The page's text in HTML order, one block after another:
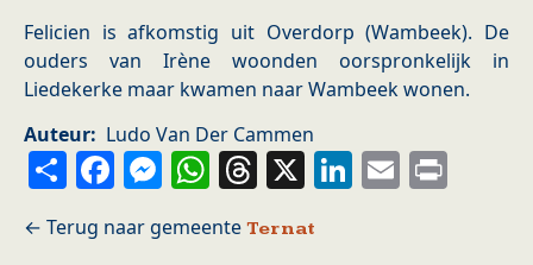
Felicien is afkomstig uit Overdorp (Wambeek). De
ouders van Irène woonden oorspronkelijk in
Liedekerke maar kwamen naar Wambeek wonen.
Auteur
Ludo Van Der Cammen
ShareFacebook
Messenger
WhatsApp
Threads
X LinkedIn
Email
Ternat